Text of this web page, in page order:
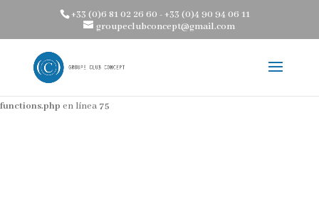
Intentando acceder al offset de un array sobre un valor de
tipo bool en
/home/clients/aa67194af6bc89252865f9d87af5ca38/web/wp-
content/themes/groupe-club-concept-coaching-bien-etre-services-
functions.php en línea 75
+33 (0)6 81 02 26 60 - +33 (0)4 90 94 06 11
groupeclubconcept@gmail.com